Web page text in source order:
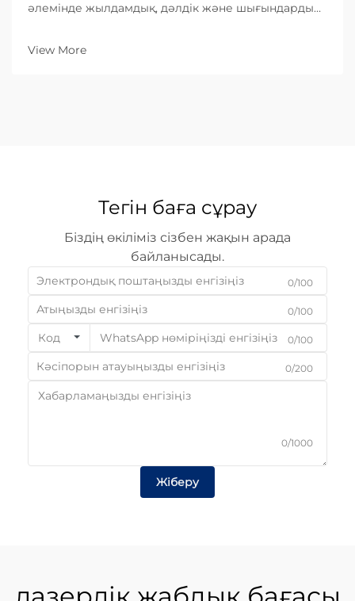
әлемінде жылдамдық, дәлдік және шығындардың
бағытталған B2B кәсіпорындар үшін дұрыс
View More
Тегін баға сұрау
Біздің өкіліміз сізбен жақын арада
байланысады.
0/100
0/100
Код 0/100
0/200
0/1000
Жіберу